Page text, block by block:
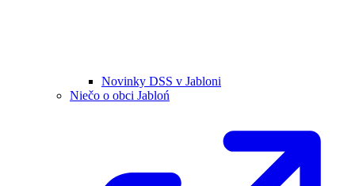
Novinky DSS v Jabloni
Niečo o obci Jabloń